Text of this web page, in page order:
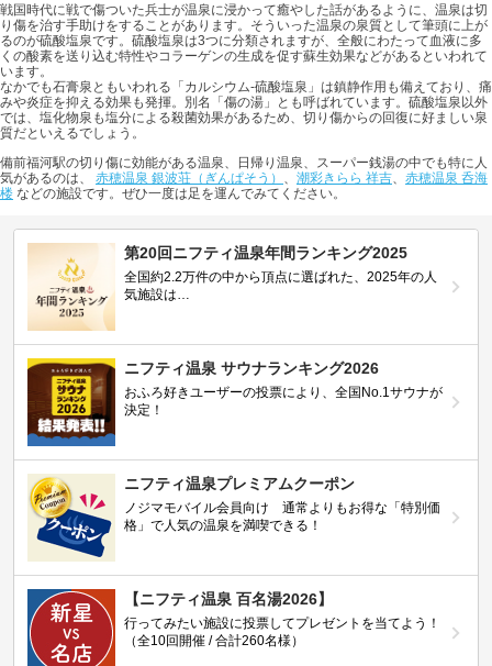
戦国時代に戦で傷ついた兵士が温泉に浸かって癒やした話があるように、温泉は切
り傷を治す手助けをすることがあります。そういった温泉の泉質として筆頭に上が
るのが硫酸塩泉です。硫酸塩泉は3つに分類されますが、全般にわたって血液に多
くの酸素を送り込む特性やコラーゲンの生成を促す蘇生効果などがあるといわれて
います。
なかでも石膏泉ともいわれる「カルシウム-硫酸塩泉」は鎮静作用も備えており、痛
みや炎症を抑える効果も発揮。別名「傷の湯」とも呼ばれています。硫酸塩泉以外
では、塩化物泉も塩分による殺菌効果があるため、切り傷からの回復に好ましい泉
質だといえるでしょう。
備前福河駅の切り傷に効能がある温泉、日帰り温泉、スーパー銭湯の中でも特に人
気があるのは、 赤穂温泉 銀波荘（ぎんぱそう） 、 潮彩きらら 祥吉、 赤穂温泉 呑海
楼 などの施設です。ぜひ一度は足を運んでみてください。
第20回ニフティ温泉年間ランキング2025
全国約2.2万件の中から頂点に選ばれた、2025年の人
気施設は…
ニフティ温泉 サウナランキング2026
おふろ好きユーザーの投票により、全国No.1サウナが
決定！
ニフティ温泉プレミアムクーポン
ノジマモバイル会員向け 通常よりもお得な「特別価
格」で人気の温泉を満喫できる！
【ニフティ温泉 百名湯2026】
行ってみたい施設に投票してプレゼントを当てよう！
（全10回開催 / 合計260名様）